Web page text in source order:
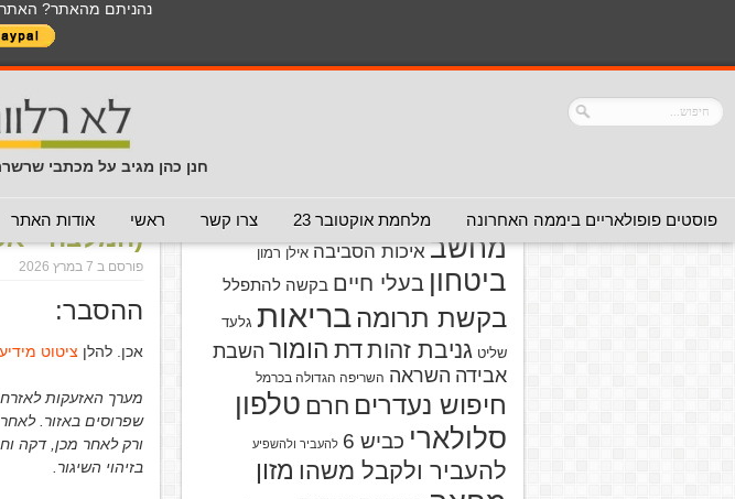
נהניתם מהאתר? האתר
חנן כהן מגיב על מכתבי שרשרת
פוסטים פופולאריים ביממה האחרונה מלחמת אוקטובר 23 צרו קשר ראשי אודות האתר
לכל התכנים באתר
כללי מכתב חוזר
הנך כאן:דף הבית/
(המלצה -
פורסם ב 7 במרץ 2026
ההסבר:
אכן. להלן ציטוט
מערך האזעקות
שפרוסים באזור.
ורק לאחר מכן, דקה
בזיהוי השיגור.
מפני מוצריםאזהרת וירוס
מחשב איכות הסביבה אילן רמון
ביטחון בעלי חיים בקשה להתפלל
בקשת תרומהבריאות גלעד
שליט גניבת זהותדת הומור השבת
אבידה השראה השריפה הגדולה בכרמל
חיפוש נעדרים חרם טלפון
סלולארי כביש 6 להעביר ולהשפיע
להעביר ולקבל משהו מזון